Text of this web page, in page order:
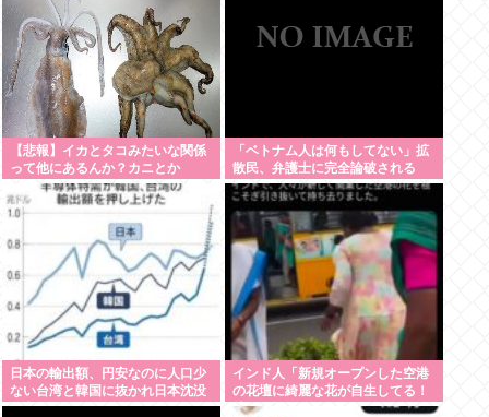
【悲報】イカとタコみたいな関係
って他にあるんか？カニとか
「ベトナム人は何もしてない」拡
散民、弁護士に完全論破される
www
日本の輸出額、円安なのに人口少
ない台湾と韓国に抜かれ日本沈没
死亡
インド人「新規オープンした空港
の花壇に綺麗な花が自生してる！
持って帰ろ！」